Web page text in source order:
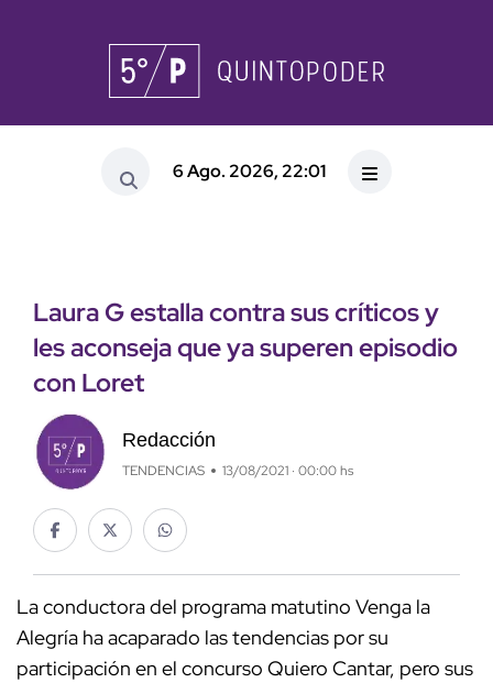
6 Ago. 2026, 22:01
Laura G estalla contra sus críticos y
les aconseja que ya superen episodio
con Loret
Redacción
TENDENCIAS 13/08/2021 · 00:00 hs
La conductora del programa matutino Venga la
Alegría ha acaparado las tendencias por su
participación en el concurso Quiero Cantar, pero sus